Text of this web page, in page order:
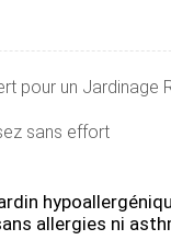
pour un Jardinage
sans effort
allergies ni